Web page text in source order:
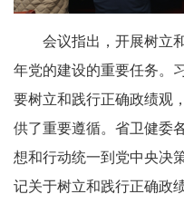
会议指出，开展树立和
年党的建设的重要任务。
要树立和践行正确政绩观
供了重要遵循。省卫健委
想和行动统一到党中央决
记关于树立和践行正确政